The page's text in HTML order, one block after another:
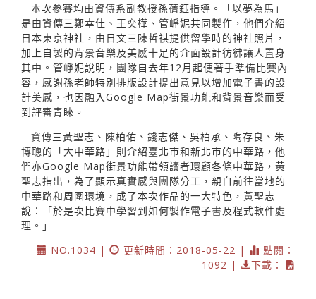
本次參賽均由資傳系副教授孫蒨鈺指導。「以夢為馬」
是由資傳三鄭幸佳、王奕樺、管崢妮共同製作，他們介紹
日本東京神社，由日文三陳哲祺提供留學時的神社照片，
加上自製的背景音樂及美感十足的介面設計彷彿讓人置身
其中。管崢妮說明，團隊自去年12月起便著手準備比賽內
容，感謝孫老師特別排版設計提出意見以增加電子書的設
計美感，也因融入Google Map街景功能和背景音樂而受
到評審青睞。
資傳三黃聖志、陳柏佑、錢志傑、吳柏承、陶存良、朱
博聰的「大中華路」則介紹臺北市和新北市的中華路，他
們亦Google Map街景功能帶領讀者環顧各條中華路，黃
聖志指出，為了顯示真實感與團隊分工，親自前往當地的
中華路和周圍環境，成了本次作品的一大特色，黃聖志
說：「於是次比賽中學習到如何製作電子書及程式軟件處
理。」
NO.1034 |
更新時間：2018-05-22 |
點閱：
1092 |
下載：